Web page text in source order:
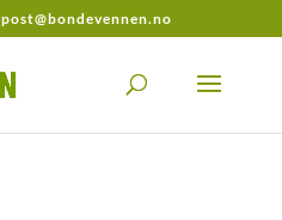
post@bondevennen.no